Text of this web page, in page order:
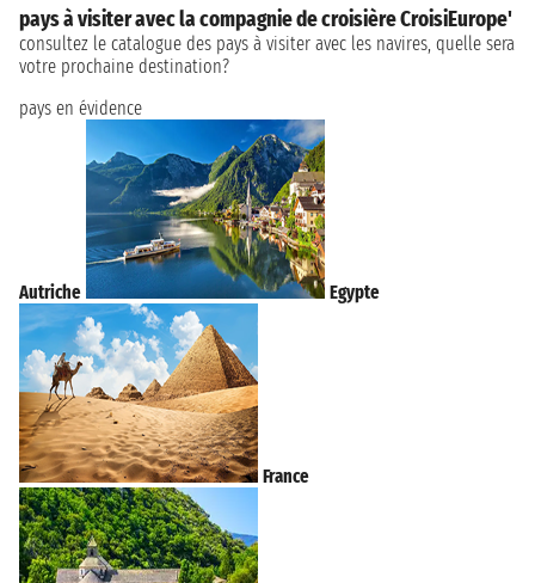
pays à visiter avec la compagnie de croisière CroisiEurope'
consultez le catalogue des pays à visiter avec les navires, quelle sera
votre prochaine destination?
pays en évidence
Autriche Egypte
France